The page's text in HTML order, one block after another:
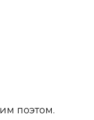
поэтом.